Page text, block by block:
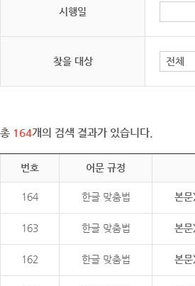
시행일
찾을 대상
총 164개의 검색 결과가 있습니다.
번호 어문 규정
164 한글 맞춤법 본
163 한글 맞춤법 본
162 한글 맞춤법 본